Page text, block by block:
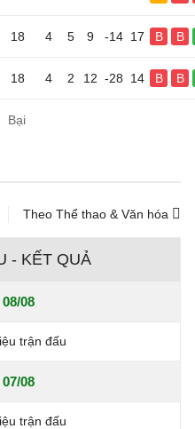
18 4 5 9 -14 17 B B
18 4 2 12 -28 14 B B
Bại
Theo Thể thao & Văn hóa
- KẾT QUẢ
08
trận đấu
08
trận đấu